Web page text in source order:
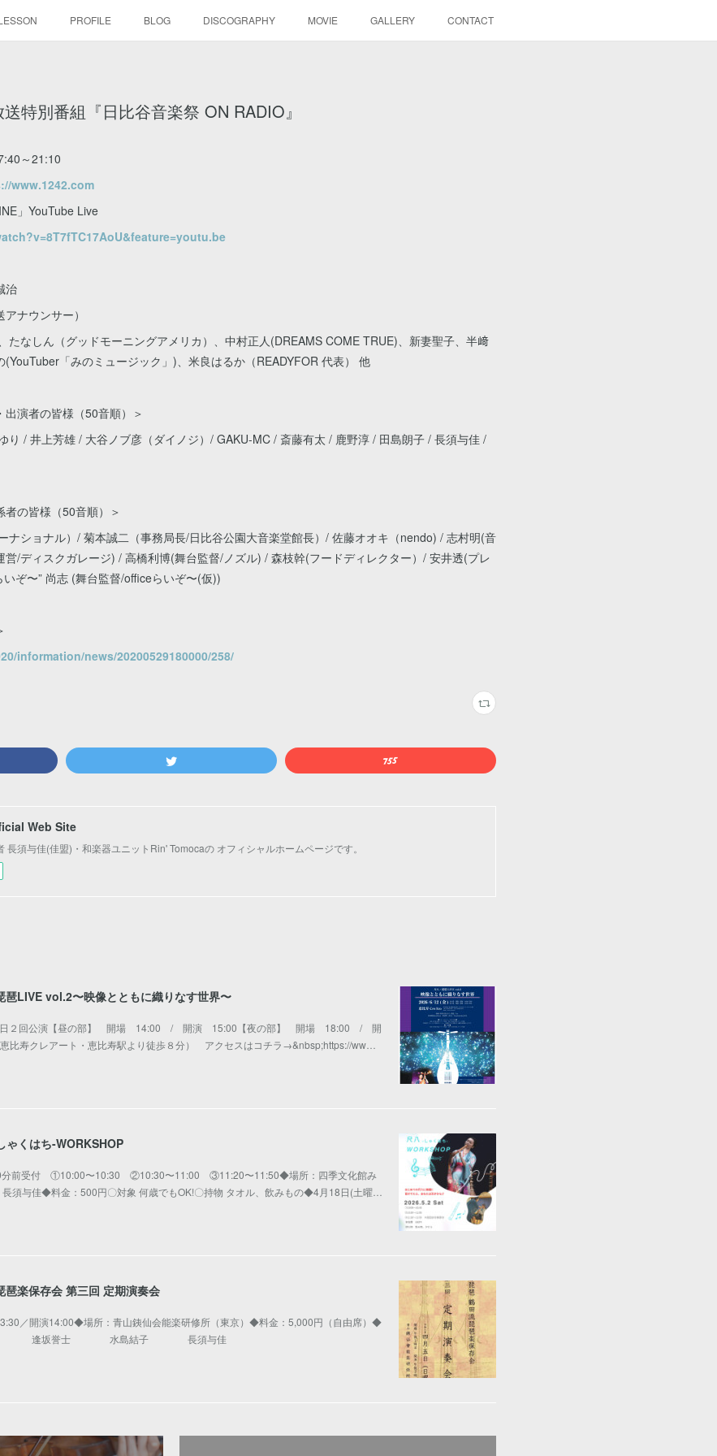
PROFILE BLOG DISCOGRAPHY MOVIE GALLERY CONTACT
特別番組『日比谷音楽祭 ON RADIO』
～21:10
www.1242.com
」YouTube Live
治
ナウンサー）
たなしん（グッドモーニングアメリカ）、中村正人(DREAMS COME TRUE)、新妻聖子、半﨑
「みのミュージック」)、米良はるか（READYFOR 代表） 他
演者の皆様（50音順）＞
り / 井上芳雄 / 大谷ノブ彦（ダイノジ）/ GAKU-MC / 斎藤有太 / 鹿野淳 / 田島朗子 / 長須与佳 /
者の皆様（50音順）＞
ナショナル）/ 菊本誠二（事務局長/日比谷公園大音楽堂館長）/ 佐藤オオキ（nendo) / 志村明(音
/ディスクガレージ) / 高橋利博(舞台監督/ノズル) / 森枝幹(フードディレクター）/ 安井透(プレ
ぞ〜” 尚志 (舞台監督/officeらいぞ〜(仮))
information/news/20200529180000/258/
Web Site
長須与佳(佳盟)・和楽器ユニットRin' Tomocaの オフィシャルホームページです。
LIVE vol.2〜映像とともに織りなす世界〜
日２回公演【昼の部】 開場 14:00 / 開演 15:00【夜の部】 開場 18:00 / 開
寿クレアート・恵比寿駅より徒歩８分） アクセスはコチラ→&nbsp;https://ww…
ゃくはち-WORKSHOP
分前受付 ①10:00〜10:30 ②10:30〜11:00 ③11:20〜11:50◆場所：四季文化館み
須与佳◆料金：500円〇対象 何歳でもOK!〇持物 タオル、飲みもの◆4月18日(土曜…
楽保存会 第三回 定期演奏会
／開演14:00◆場所：青山銕仙会能楽研修所（東京）◆料金：5,000円（自由席）◆
奏 逢坂誉士 水島結子 長須与佳